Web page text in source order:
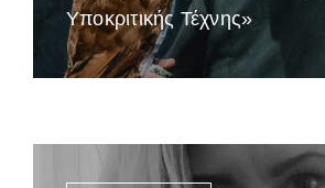
Υποκριτικής Τέχνης»